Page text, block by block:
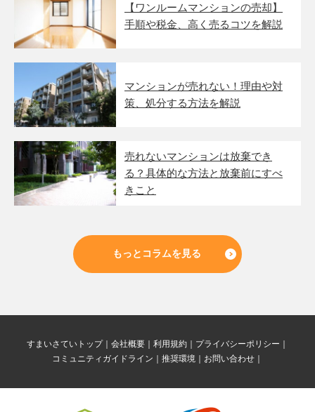
【ワンルームマンションの売却】
手順や税金、高く売るコツを解説
マンションが売れない！理由や対
策、処分する方法を解説
売れないマンションは放棄でき
る？具体的な方法と放棄前にすべ
きこと
もっとコラムを見る
すまいさていトップ 会社概要 利用規約
プライバシーポリシー
コミュニティガイドライン
推奨環境 お問い合わせ